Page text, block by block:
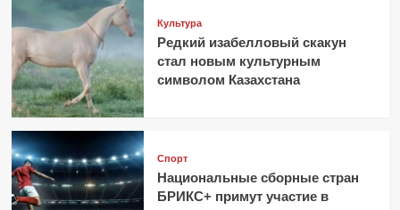
Культура
Редкий изабелловый скакун
стал новым культурным
символом Казахстана
Спорт
Национальные сборные стран
БРИКС+ примут участие в